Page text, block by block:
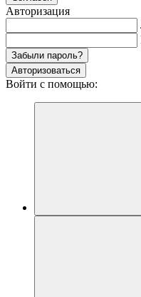
Авторизация
Забыли пароль?
Авторизоваться
Войти с помощью: